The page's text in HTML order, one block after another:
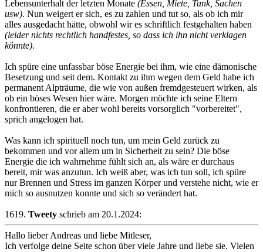
Lebensunterhalt der letzten Monate (Essen, Miete, Tank, Sachen
usw). Nun weigert er sich, es zu zahlen und tut so, als ob ich mir
alles ausgedacht hätte, obwohl wir es schriftlich festgehalten haben
(leider nichts rechtlich handfestes, so dass ich ihn nicht verklagen
könnte).
Ich spüre eine unfassbar böse Energie bei ihm, wie eine dämonische
Besetzung und seit dem. Kontakt zu ihm wegen dem Geld habe ich
permanent Alpträume, die wie von außen fremdgesteuert wirken, als
ob ein böses Wesen hier wäre. Morgen möchte ich seine Eltern
konfrontieren, die er aber wohl bereits vorsorglich "vorbereitet",
sprich angelogen hat.
Was kann ich spirituell noch tun, um mein Geld zurück zu
bekommen und vor allem um in Sicherheit zu sein? Die böse
Energie die ich wahrnehme fühlt sich an, als wäre er durchaus
bereit, mir was anzutun. Ich weiß aber, was ich tun soll, ich spüre
nur Brennen und Stress im ganzen Körper und verstehe nicht, wie er
mich so ausnutzen konnte und sich so verändert hat.
1619. Tweety schrieb am 20.1.2024:
Hallo lieber Andreas und liebe Mitleser,
Ich verfolge deine Seite schon über viele Jahre und liebe sie. Vielen